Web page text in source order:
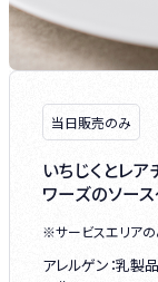
当日販売のみ
いちじくとレ
ワーズのソー
※サービスエリアの
アレルゲン：乳製品